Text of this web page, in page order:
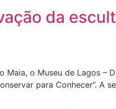
da
o Museu de Lagos –
para Conhecer”. A